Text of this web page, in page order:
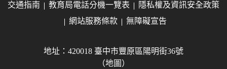
交通指南 教育局電話分機一覽表
隱私權及資訊安全政策
網站服務條款
無障礙宣告
地址：420018 臺中市豐原區陽明街36號
（地圖）